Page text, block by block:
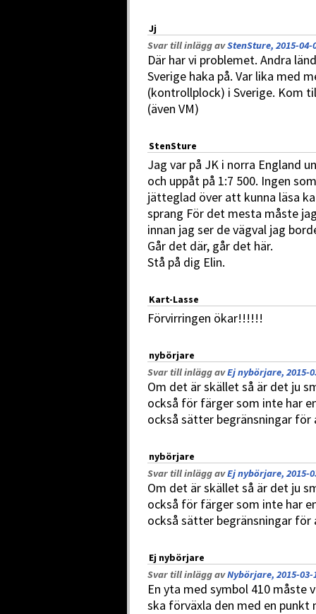
Jj
Svar till inlägg avStenSture, 2015-04-
Där har vi problemet. Andra
Sverige haka på. Var lika med
(kontrollplock) i Sverige. Kom
(även VM)
StenSture
Jag var på JK i norra England
och uppåt på 1:7 500. Ingen
jätteglad över att kunna läsa
sprang För det mesta måste
innan jag ser de vägval jag
Går det där, går det här.
Stå på dig Elin.
Kart-Lasse
Förvirringen ökar!!!!!!
nybörjare
Svar till inlägg avEj nybörjare, 2015-
Om det är skället så är det ju
också för färger som inte har
också sätter begränsningar för
nybörjare
Svar till inlägg avEj nybörjare, 2015-
Om det är skället så är det ju
också för färger som inte har
också sätter begränsningar för
Ej nybörjare
Svar till inlägg avNybörjare, 2015-03-
En yta med symbol 410
ska förväxla den med en punkt